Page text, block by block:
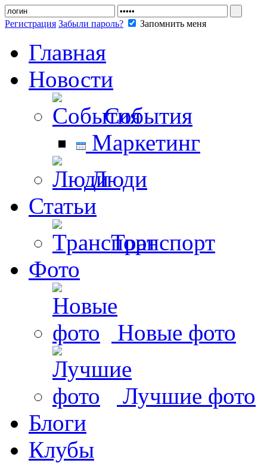
Регистрация Забыли пароль? Запомнить меня
Главная
Новости
События
Маркетинг
Люди
Статьи
Транспорт
Фото
Новые фото
Лучшие фото
Блоги
Клубы